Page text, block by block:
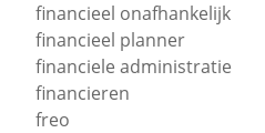
financieel onafhankelijk
financieel planner
financiele administratie
financieren
freo